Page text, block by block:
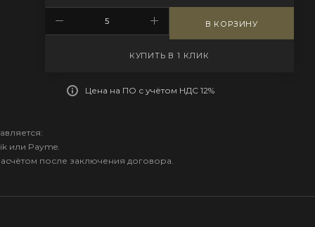
В КОРЗИНУ
КУПИТЬ В 1 КЛИК
Цена на ПО с учётом НДС 12%
или Payme.
после заключения договора.